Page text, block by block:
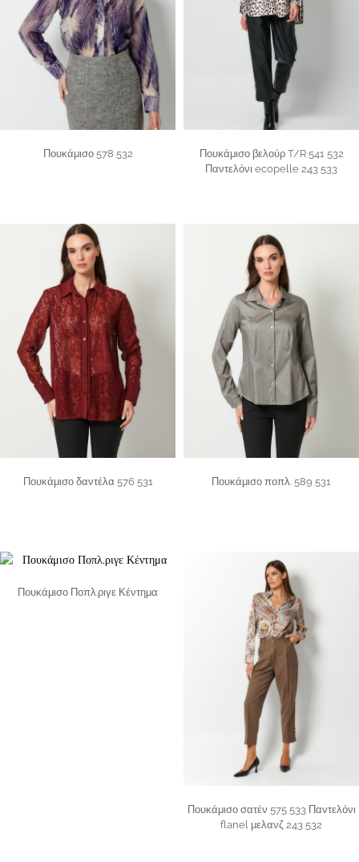
Πουκάμισο 578 532
Πουκάμισο βελούρ T/R 541 532
Παντελόνι ecopelle 243 533
Πουκάμισο δαντέλα 576 531 Πουκάμισο ποπλ. 589 531
Πουκάμισο Ποπλ.ριγε Κέντημα
Πουκάμισο σατέν 575 533 Παντελόνι
flanel μελανζ 243 532